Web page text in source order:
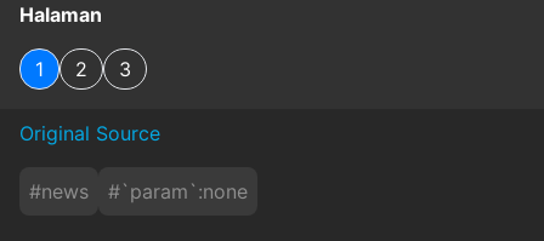
Halaman
1 2 3
Original Source
#news #`param`:none